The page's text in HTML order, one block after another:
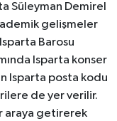
Süleyman Demirel
gelişmeler
Barosu
Isparta konser
Isparta posta kodu
de yer verilir.
araya getirerek